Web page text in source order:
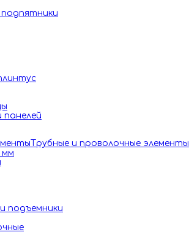
панелей
Трубные и проволочные элементы
мм
подъемники